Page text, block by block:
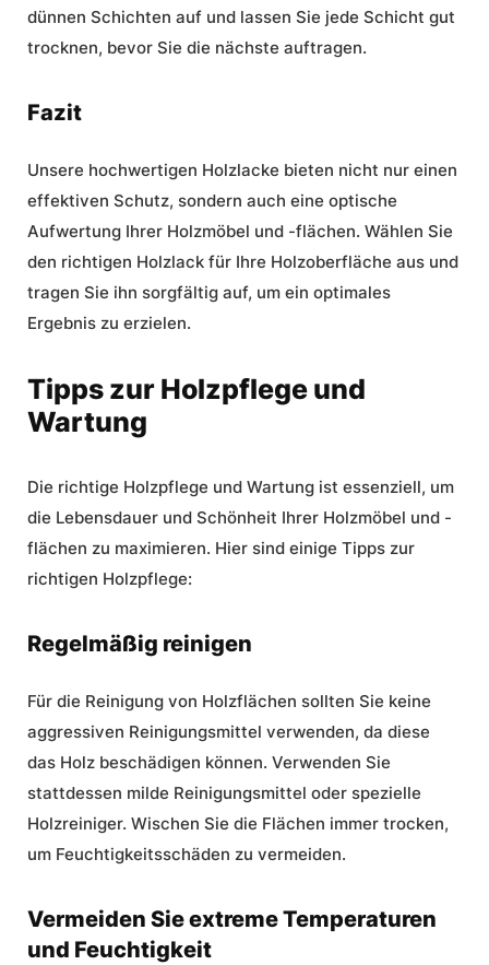
dünnen Schichten auf und lassen Sie jede Schicht gut
trocknen, bevor Sie die nächste auftragen.
Fazit
Unsere hochwertigen Holzlacke bieten nicht nur einen
effektiven Schutz, sondern auch eine optische
Aufwertung Ihrer Holzmöbel und -flächen. Wählen Sie
den richtigen Holzlack für Ihre Holzoberfläche aus und
tragen Sie ihn sorgfältig auf, um ein optimales
Ergebnis zu erzielen.
Tipps zur Holzpflege und
Wartung
Die richtige Holzpflege und Wartung ist essenziell, um
die Lebensdauer und Schönheit Ihrer Holzmöbel und -
flächen zu maximieren. Hier sind einige Tipps zur
richtigen Holzpflege:
Regelmäßig reinigen
Für die Reinigung von Holzflächen sollten Sie keine
aggressiven Reinigungsmittel verwenden, da diese
das Holz beschädigen können. Verwenden Sie
stattdessen milde Reinigungsmittel oder spezielle
Holzreiniger. Wischen Sie die Flächen immer trocken,
um Feuchtigkeitsschäden zu vermeiden.
Vermeiden Sie extreme Temperaturen
und Feuchtigkeit